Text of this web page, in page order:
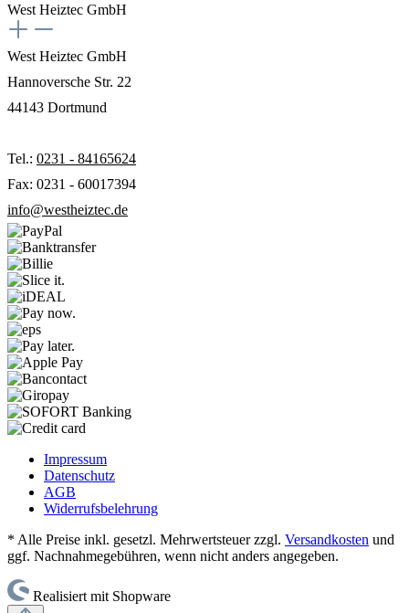
West Heiztec GmbH
West Heiztec GmbH
Hannoversche Str. 22
44143 Dortmund
Tel.: 0231 - 84165624
Fax: 0231 - 60017394
info@westheiztec.de
Impressum
Datenschutz
AGB
Widerrufsbelehrung
* Alle Preise inkl. gesetzl. Mehrwertsteuer zzgl. Versandkosten und
ggf. Nachnahmegebühren, wenn nicht anders angegeben.
Realisiert mit Shopware